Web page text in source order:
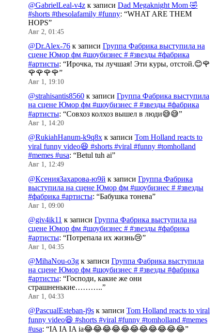
@GabrielLeal-v4z к записи Dad Megaknight Mom 🤣
#shorts #thesolafamily #funny: “WHAT ARE THEM
HOPS”
Авг 2, 01:45
@Dr.Alex-76 к записи Группа Фабрика выступила на
сцене Юмор фм #шоубизнес # #звезды #фабрика
#артисты: “Ирочка, ты лучшая! Эти куры, отстой.😊🌹
🌹🌹🌹🌹”
Авг 1, 19:10
@strahisantis8560 к записи Группа Фабрика выступила
на сцене Юмор фм #шоубизнес # #звезды #фабрика
#артисты: “Совхоз колхоз вышел в люди😅😅”
Авг 1, 14:20
@RukiahHanum-k9q8x к записи Tom Holland reacts to
viral funny video😆 #shorts #viral #funny #tomholland
#memes #usa: “Betul tuh ai”
Авг 1, 12:49
@КсенияЗахарова-ю9й к записи Группа Фабрика
выступила на сцене Юмор фм #шоубизнес # #звезды
#фабрика #артисты: “Бабушка тонева”
Авг 1, 09:00
@giv4ik11 к записи Группа Фабрика выступила на
сцене Юмор фм #шоубизнес # #звезды #фабрика
#артисты: “Потрепала их жизнь😢”
Авг 1, 04:35
@MihaNou-o3g к записи Группа Фабрика выступила
на сцене Юмор фм #шоубизнес # #звезды #фабрика
#артисты: “Господи, какие же они
страшненькие………..”
Авг 1, 04:33
@PascualEsteban-j9s к записи Tom Holland reacts to viral
funny video😆 #shorts #viral #funny #tomholland #memes
#usa: “IA IA IA ia😂😂😂😂😂😂😂😂😂😂😂”